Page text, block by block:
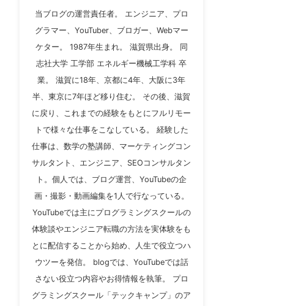
当ブログの運営責任者。 エンジニア、プロ
グラマー、YouTuber、ブロガー、Webマー
ケター。 1987年生まれ。 滋賀県出身。 同
志社大学 工学部 エネルギー機械工学科 卒
業。 滋賀に18年、京都に4年、大阪に3年
半、東京に7年ほど移り住む。 その後、滋賀
に戻り、これまでの経験をもとにフルリモー
トで様々な仕事をこなしている。 経験した
仕事は、数学の塾講師、マーケティングコン
サルタント、エンジニア、SEOコンサルタン
ト。個人では、ブログ運営、YouTubeの企
画・撮影・動画編集を1人で行なっている。
YouTubeでは主にプログラミングスクールの
体験談やエンジニア転職の方法を実体験をも
とに配信することから始め、人生で役立つハ
ウツーを発信。 blogでは、YouTubeでは話
さない役立つ内容やお得情報を執筆。 プロ
グラミングスクール「テックキャンプ」のア